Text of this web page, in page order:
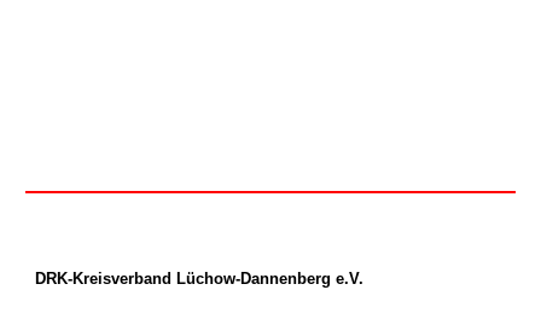
DRK-Kreisverband Lüchow-Dannenberg e.V.